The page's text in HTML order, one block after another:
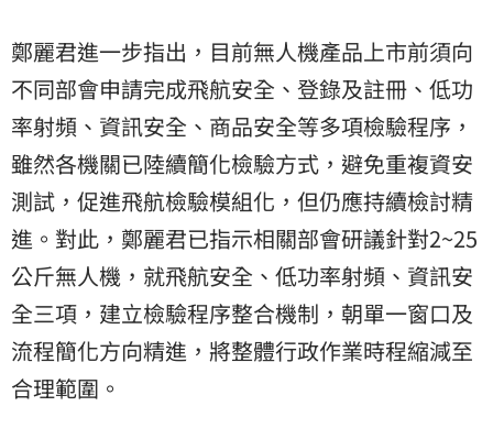
鄭麗君進一步指出，目前無人機產品上市前須向
不同部會申請完成飛航安全、登錄及註冊、低功
率射頻、資訊安全、商品安全等多項檢驗程序，
雖然各機關已陸續簡化檢驗方式，避免重複資安
測試，促進飛航檢驗模組化，但仍應持續檢討精
進。對此，鄭麗君已指示相關部會研議針對2~25
公斤無人機，就飛航安全、低功率射頻、資訊安
全三項，建立檢驗程序整合機制，朝單一窗口及
流程簡化方向精進，將整體行政作業時程縮減至
合理範圍。